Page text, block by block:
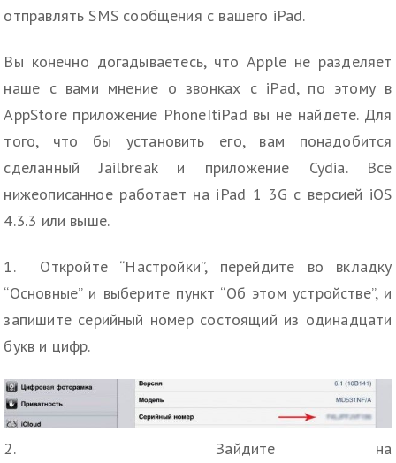
отправлять SMS сообщения с вашего iPad.
Вы конечно догадываетесь, что Apple не разделяет
наше с вами мнение о звонках с iPad, по этому в
AppStore приложение PhoneItiPad вы не найдете. Для
того, что бы установить его, вам понадобится
сделанный Jailbreak и приложение Cydia. Всё
нижеописанное работает на iPad 1 3G c версией iOS
4.3.3 или выше.
1. Откройте “Настройки”, перейдите во вкладку
“Основные” и выберите пункт “Об этом устройстве”, и
запишите серийный номер состоящий из одинадцати
букв и цифр.
2. Зайдите на